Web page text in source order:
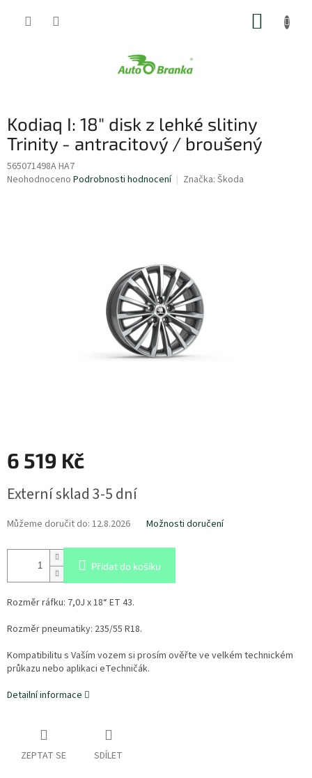
Kodiaq I: 18" disk z lehké slitiny
Trinity - antracitový / broušený
565071498A HA7
Průměrné
Neohodnoceno Podrobnosti hodnocení Značka: Škoda
6 519 Kč
cena:
Externí sklad 3-5 dní
Můžeme doručit do: 12.8.2026 Možnosti doručení
Přidat do košíku
Rozměr ráfku: 7,0J x 18“ ET 43.
Rozměr pneumatiky: 235/55 R18.
Kompatibilitu s Vaším vozem si prosím ověřte ve velkém technickém
průkazu nebo aplikaci eTechničák.
Detailní informace
ZEPTAT SE SDÍLET